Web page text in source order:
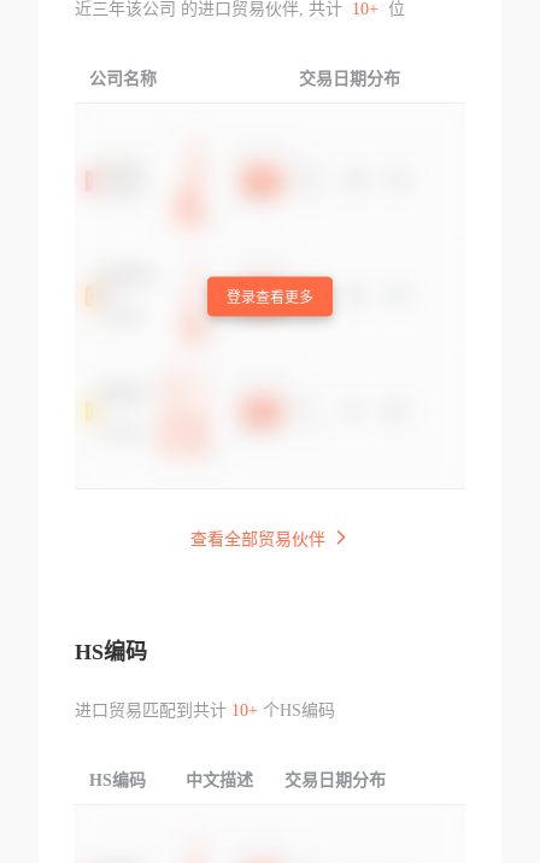
近三年该公司 的进口贸易伙伴, 共计 10+ 位
公司名称 交易日期分布
登录查看更多
查看全部贸易伙伴
HS编码
进口贸易匹配到共计 10+个HS编码
HS编码 中文描述 交易日期分布